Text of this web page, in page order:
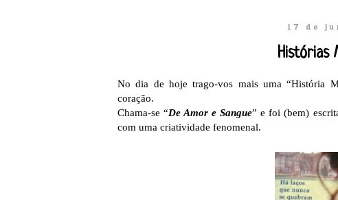
17 de
Histórias
No dia de hoje trago-vos mais uma “História
coração.
Chama-se “De Amor e Sangue” e foi (bem)
com uma criatividade fenomenal.